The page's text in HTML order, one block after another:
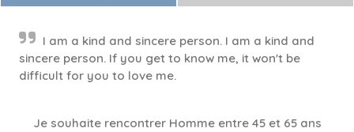
I am a kind and sincere person. I am a kind and
sincere person. If you get to know me, it won't be
difficult for you to love me.
Je souhaite rencontrer Homme entre 45 et 65 ans